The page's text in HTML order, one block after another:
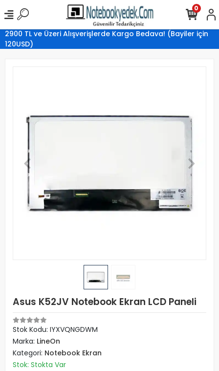
2900 TL ve Üzeri Alışverişlerde Kargo Bedava! (Bayiler için
120USD)
0
Asus K52JV Notebook Ekran LCD Paneli
Stok Kodu: IYXVQNGDWM
Marka: LineOn
Kategori: Notebook Ekran
Stok: Stokta Var